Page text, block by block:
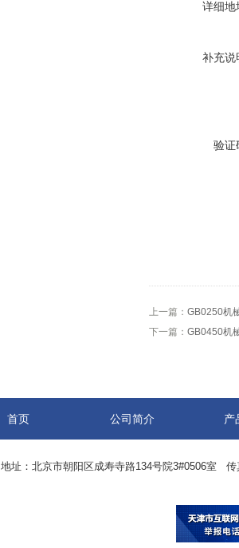
详细地
补充说
验证
上一篇： GB0250机
下一篇： GB0450机
首页 公司简介 产
地址：北京市朝阳区成寿寺路134号院3#0506室